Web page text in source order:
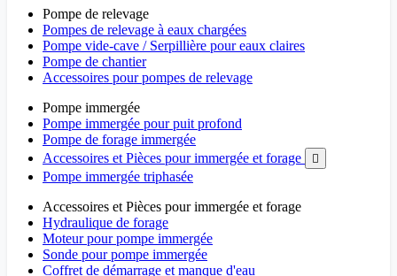
Pompe de relevage
Pompes de relevage à eaux chargées
Pompe vide-cave / Serpillière pour eaux claires
Pompe de chantier
Accessoires pour pompes de relevage
Pompe immergée
Pompe immergée pour puit profond
Pompe de forage immergée
Accessoires et Pièces pour immergée et forage

Pompe immergée triphasée
Accessoires et Pièces pour immergée et forage
Hydraulique de forage
Moteur pour pompe immergée
Sonde pour pompe immergée
Coffret de démarrage et manque d'eau